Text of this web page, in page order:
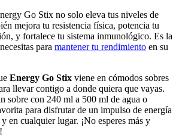
Go Stix no solo eleva tus niveles de
mejora tu resistencia física, potencia tu
y fortalece tu sistema inmunológico. Es la
para mantener tu rendimiento en su
Energy Go Stix viene en cómodos sobres
llevar contigo a donde quiera que vayas.
sobre con 240 ml a 500 ml de agua o
para disfrutar de un impulso de energía
en cualquier lugar. ¡No esperes más y